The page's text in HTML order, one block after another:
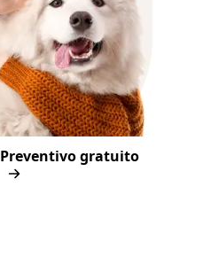
Preventivo gratuito